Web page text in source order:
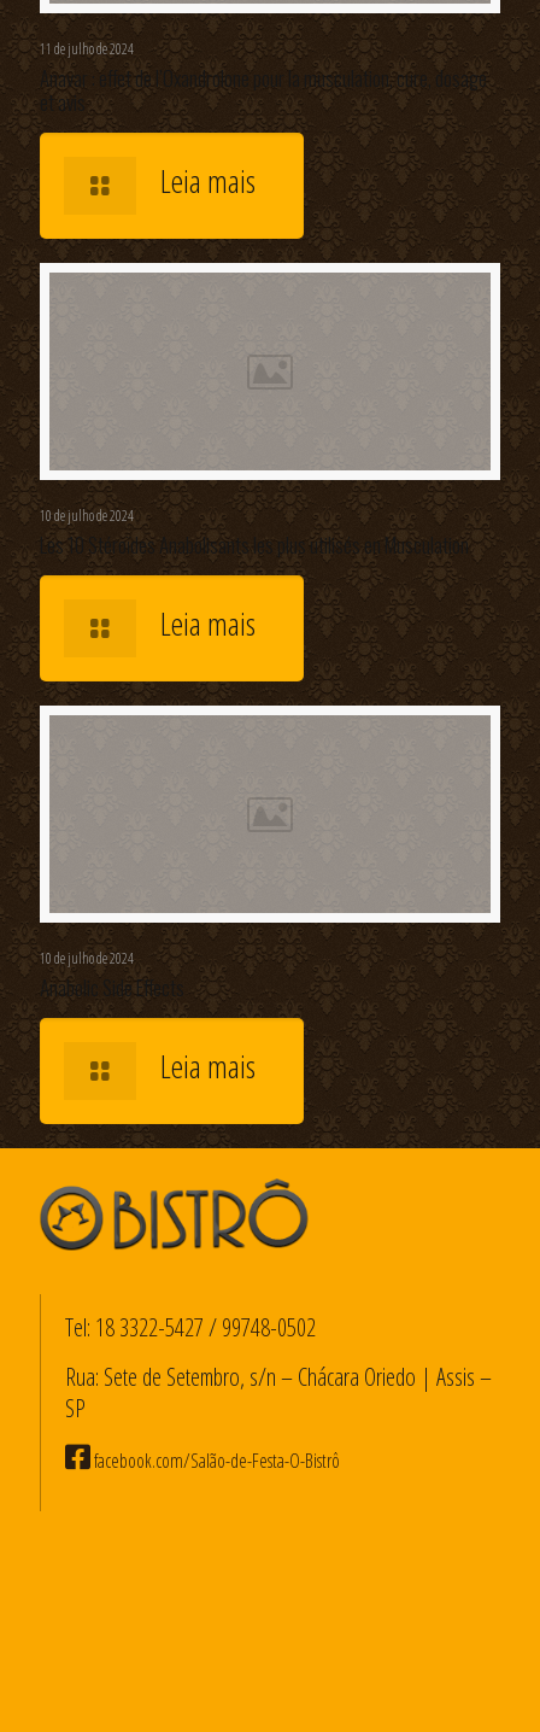
11 de julho de 2024
Anavar : effet de l’Oxandrolone pour la musculation, cure, dosage
et avis
Leia mais
10 de julho de 2024
Les 10 Stéroïdes Anabolisants les plus utilisés en Musculation
Leia mais
10 de julho de 2024
Anabolic Side Effects
Leia mais
Tel: 18 3322-5427/99748-0502
Rua: Sete de Setembro, s/n – Chácara Oriedo | Assis –
SP
facebook.com/Salão-de-Festa-O-Bistrô